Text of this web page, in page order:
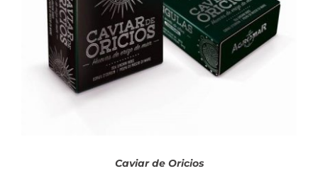
DETALLES
Caviar de Oricios